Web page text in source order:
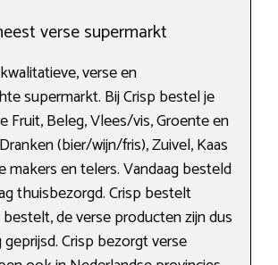
verse supermarkt
verse en
supermarkt. Bij Crisp bestel je
Fruit, Beleg, Vlees/vis, Groente en
(bier/wijn/fris), Zuivel, Kaas
makers en telers. Vandaag besteld
thuisbezorgd. Crisp bestelt
de verse producten zijn dus
Crisp bezorgt verse